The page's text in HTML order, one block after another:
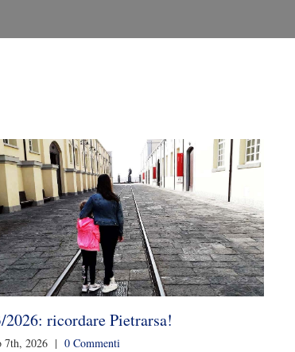
2026: ricordare Pietrarsa!
7th, 2026 | 0 Commenti